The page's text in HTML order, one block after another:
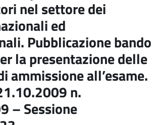
nel settore dei
ed
Pubblicazione bando
la presentazione delle
ammissione all’esame.
n.
– Sessione